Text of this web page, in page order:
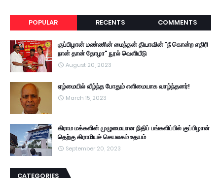
POPULAR RECENTS COMMENTS
குப்பிழான் மண்ணின் மைந்தன் தியாவின் "நீ கொன்ற எதிரி
நான் தான் தோழா" நூல் வெளியீடு
August 20, 2023
ஏழ்மையில் வீழ்ந்த போதும் எளிமையாக வாழ்ந்தனர்!
March 15, 2023
கிராம மக்களின் முழுமையான நிதிப் பங்களிப்பில் குப்பிழான்
தெற்கு கிராமியச் செயலகம் உதயம்
September 20, 2023
CATEGORIES